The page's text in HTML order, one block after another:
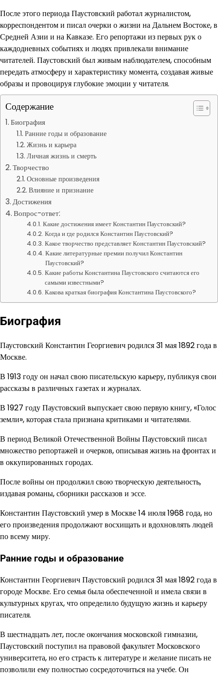
После этого периода Паустовский работал журналистом,
корреспондентом и писал очерки о жизни на Дальнем Востоке, в
Средней Азии и на Кавказе. Его репортажи из первых рук о
каждодневных событиях и людях привлекали внимание
читателей. Паустовский был живым наблюдателем, способным
передать атмосферу и характеристику момента, создавая живые
образы и провоцируя глубокие эмоции у читателя.
Содержание
Биография
Ранние годы и образование
Жизнь и карьера
Личная жизнь и смерть
Творчество
Основные произведения
Влияние и признание
Достижения
Вопрос-ответ:
Какие достижения имеет Константин Паустовский?
Когда и где родился Константин Паустовский?
Какое творчество представляет Константин Паустовский?
Какие литературные премии получил Константин
Паустовский?
Какие работы Константина Паустовского считаются его
самыми известными?
Какова краткая биография Константина Паустовского?
Биография
Паустовский Константин Георгиевич родился 31 мая 1892 года в
Москве.
В 1913 году он начал свою писательскую карьеру, публикуя свои
рассказы в различных газетах и журналах.
В 1927 году Паустовский выпускает свою первую книгу, «Голос
земли», которая стала признана критиками и читателями.
В период Великой Отечественной Войны Паустовский писал
множество репортажей и очерков, описывая жизнь на фронтах и
в оккупированных городах.
После войны он продолжил свою творческую деятельность,
издавая романы, сборники рассказов и эссе.
Константин Паустовский умер в Москве 14 июля 1968 года, но
его произведения продолжают восхищать и вдохновлять людей
по всему миру.
Ранние годы и образование
Константин Георгиевич Паустовский родился 31 мая 1892 года в
городе Москве. Его семья была обеспеченной и имела связи в
культурных кругах, что определило будущую жизнь и карьеру
писателя.
В шестнадцать лет, после окончания московской гимназии,
Паустовский поступил на правовой факультет Московского
университета, но его страсть к литературе и желание писать не
позволили ему полностью сосредоточиться на учебе. Он